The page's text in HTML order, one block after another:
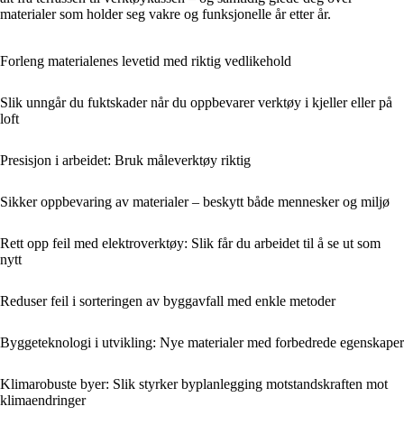
materialer som holder seg vakre og funksjonelle år etter år.
Forleng materialenes levetid med riktig vedlikehold
Slik unngår du fuktskader når du oppbevarer verktøy i kjeller eller på
loft
Presisjon i arbeidet: Bruk måleverktøy riktig
Sikker oppbevaring av materialer – beskytt både mennesker og miljø
Rett opp feil med elektroverktøy: Slik får du arbeidet til å se ut som
nytt
Reduser feil i sorteringen av byggavfall med enkle metoder
Byggeteknologi i utvikling: Nye materialer med forbedrede egenskaper
Klimarobuste byer: Slik styrker byplanlegging motstandskraften mot
klimaendringer